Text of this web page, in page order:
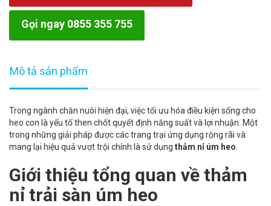
Gọi ngay 0855 355 755
Mô tả sản phẩm
Trong ngành chăn nuôi hiện đại, việc tối ưu hóa điều kiện sống cho
heo con là yếu tố then chốt quyết định năng suất và lợi nhuận. Một
trong những giải pháp được các trang trại ứng dụng rộng rãi và
mang lại hiệu quả vượt trội chính là sử dụng thảm nỉ úm heo
Giới thiệu tổng quan về thảm
nỉ trải sàn úm heo